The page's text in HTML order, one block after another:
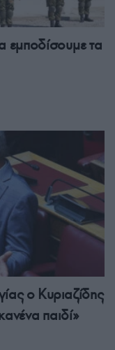
τα
ο Κυριαζίδης
παιδί»